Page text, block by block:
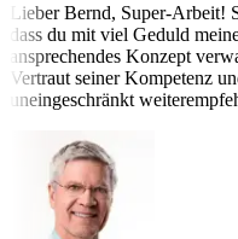
Lieber Bernd, Super-Arbeit!
dass du mit viel Geduld
ansprechendes Konzept
Vertraut seiner Kompetenz
uneingeschränkt